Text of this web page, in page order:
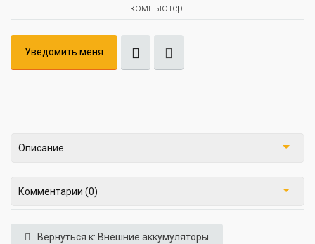
компьютер.
Уведомить меня
Описание
Комментарии (0)
Вернуться к: Внешние аккумуляторы